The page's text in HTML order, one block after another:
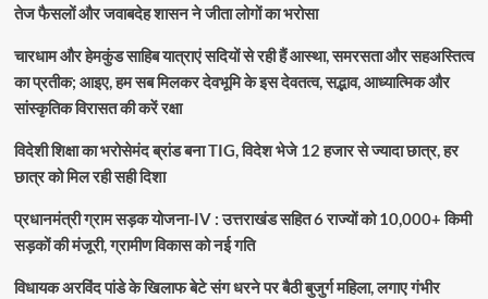
तेज फैसलों और जवाबदेह शासन ने जीता लोगों का भरोसा
चारधाम और हेमकुंड साहिब यात्राएं सदियों से रही हैं आस्था, समरसता और सहअस्तित्व
का प्रतीक; आइए, हम सब मिलकर देवभूमि के इस देवतत्व, सद्भाव, आध्यात्मिक और
सांस्कृतिक विरासत की करें रक्षा
विदेशी शिक्षा का भरोसेमंद ब्रांड बना TIG, विदेश भेजे 12 हजार से ज्यादा छात्र, हर
छात्र को मिल रही सही दिशा
प्रधानमंत्री ग्राम सड़क योजना-IV : उत्तराखंड सहित 6 राज्यों को 10,000+ किमी
सड़कों की मंजूरी, ग्रामीण विकास को नई गति
विधायक अरविंद पांडे के खिलाफ बेटे संग धरने पर बैठी बुजुर्ग महिला, लगाए गंभीर